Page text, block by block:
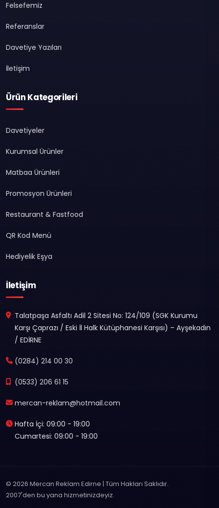
Felsefemiz
Referanslar
Davetiye Yazıları
İletişim
Ürün Kategorileri
Davetiyeler
Kurumsal Ürünler
Matbaa Ürünleri
Promosyon Ürünleri
Restaurant & Fastfood
QR Kod Menü
Hediyelik Eşya
İletişim
Talatpaşa Asfaltı Adil 2 Sitesi No: 124/109 (SGK Kurumu
Karşı Çaprazı / Eski İl Halk Kütüphanesi Karşısı) – Ayşekadın
/ EDİRNE
(0284) 214 00 30
(0533) 206 61 15
mercan-reklam@hotmail.com
Hafta İçi: 09:00 - 19:00
Cumartesi: 09:00 - 19:00
© 2026 Mercan Reklam Edirne | Tüm Hakları Saklıdır.
2007'den bu yana hizmetinizdeyiz.